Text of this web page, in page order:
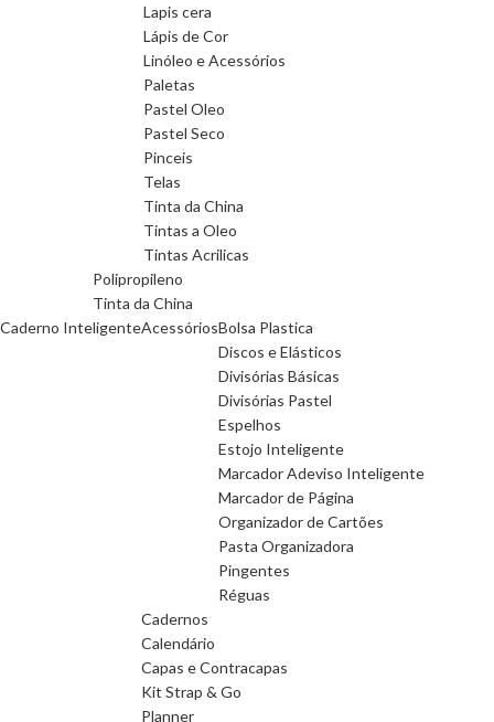
Lapis cera
Lápis de Cor
Linóleo e Acessórios
Paletas
Pastel Oleo
Pastel Seco
Pinceis
Telas
Tinta da China
Tintas a Oleo
Tintas Acrilicas
Polipropileno
Tinta da China
Caderno InteligenteAcessóriosBolsa Plastica
Discos e Elásticos
Divisórias Básicas
Divisórias Pastel
Espelhos
Estojo Inteligente
Marcador Adeviso Inteligente
Marcador de Página
Organizador de Cartões
Pasta Organizadora
Pingentes
Réguas
Cadernos
Calendário
Capas e Contracapas
Kit Strap & Go
Planner